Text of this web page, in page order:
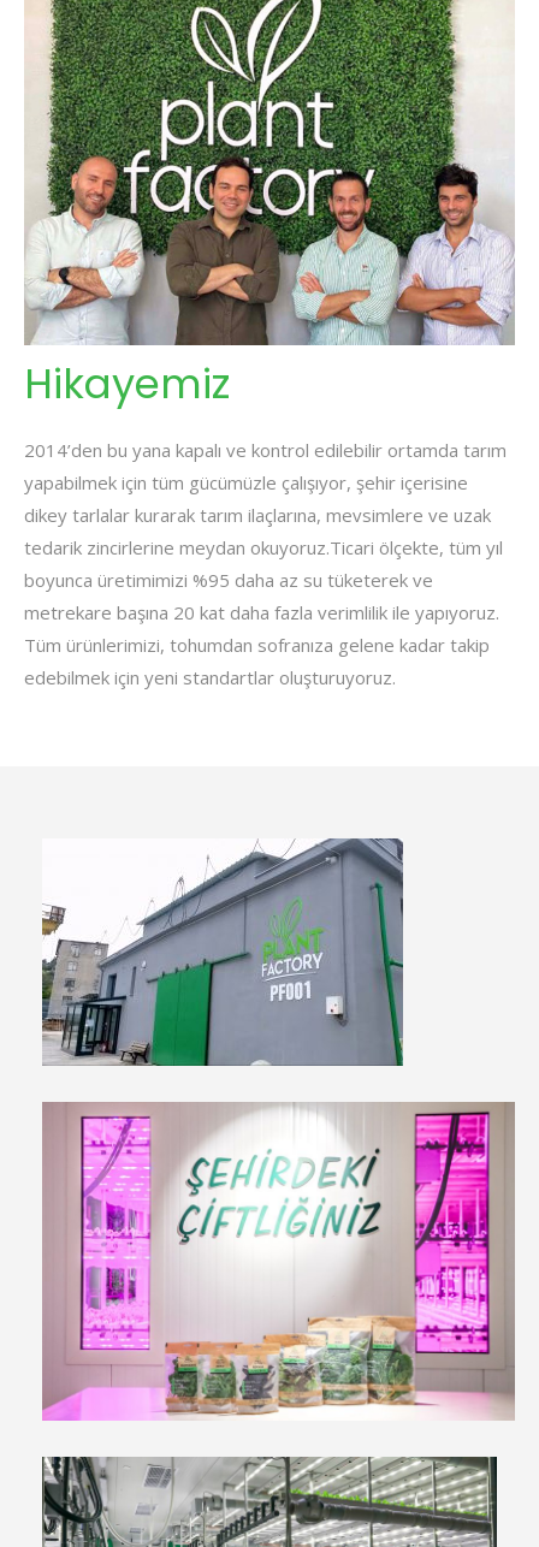
Hikayemiz
2014’den bu yana kapalı ve kontrol edilebilir ortamda tarım
yapabilmek için tüm gücümüzle çalışıyor, şehir içerisine
dikey tarlalar kurarak tarım ilaçlarına, mevsimlere ve uzak
tedarik zincirlerine meydan okuyoruz.Ticari ölçekte, tüm yıl
boyunca üretimimizi %95 daha az su tüketerek ve
metrekare başına 20 kat daha fazla verimlilik ile yapıyoruz.
Tüm ürünlerimizi, tohumdan sofranıza gelene kadar takip
edebilmek için yeni standartlar oluşturuyoruz.